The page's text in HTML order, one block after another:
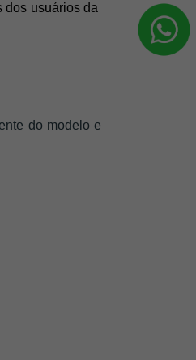
dos usuários da
do modelo e